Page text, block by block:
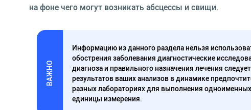
на фоне чего могут возникать абсцессы и свищи.
ВАЖНО
Информацию из данного раздела нельзя
обострения заболевания диагностические
диагноза и правильного назначения лечения
результатов ваших анализов в динамике
разных лабораториях для выполнения
единицы измерения.